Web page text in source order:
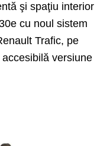
şi spaţiu interior
cu noul sistem
Trafic, pe
versiune